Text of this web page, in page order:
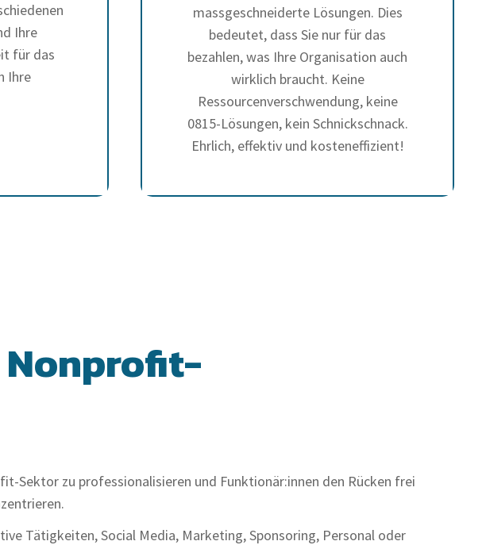
Ihre
für das
Ihre
massgeschneiderte Lösungen. Dies
bedeutet, dass Sie nur für das
bezahlen, was Ihre Organisation auch
wirklich braucht. Keine
Ressourcenverschwendung, keine
0815-Lösungen, kein Schnickschnack.
Ehrlich, effektiv und kosteneffizient!
Sektor zu professionalisieren und Funktionär:innen den Rücken frei
Tätigkeiten, Social Media, Marketing, Sponsoring, Personal oder